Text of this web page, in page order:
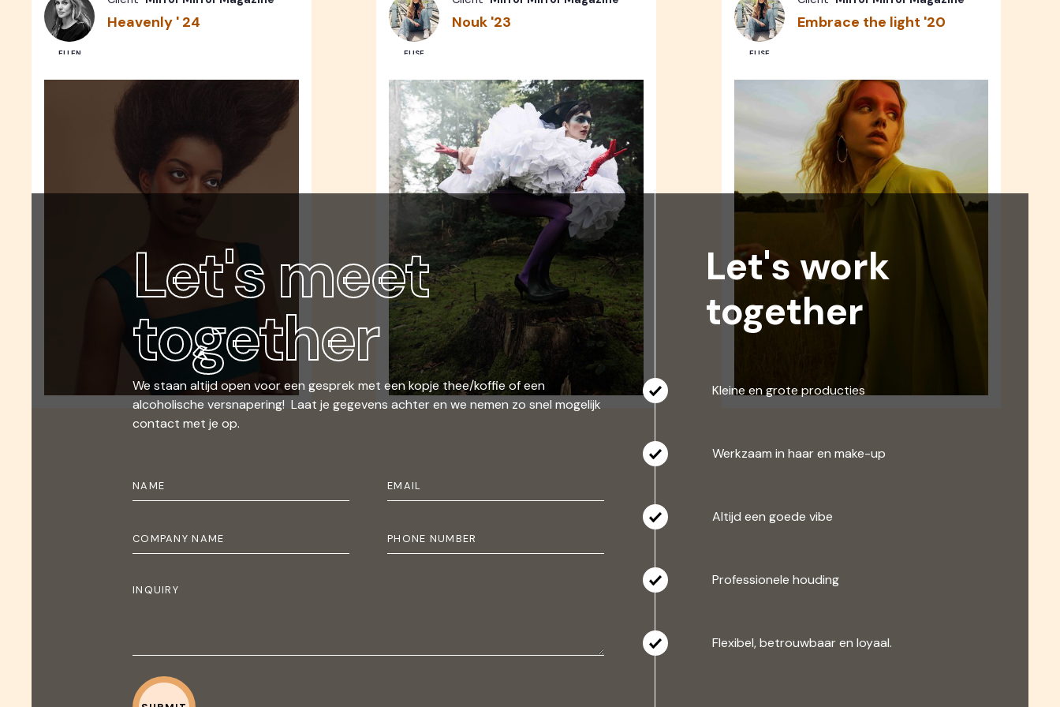
ELLEN
Heavenly ' 24
ELISE
Nouk '23
ELISE
Embrace the light '20
Let's meet
together
We staan altijd open voor een gesprek met een kopje thee/koffie of een
alcoholische versnapering! Laat je gegevens achter en we nemen zo snel mogelijk
contact met je op.
Let's work
together
Kleine en grote producties
Werkzaam in haar en make-up
Altijd een goede vibe
Professionele houding
Flexibel, betrouwbaar en loyaal.